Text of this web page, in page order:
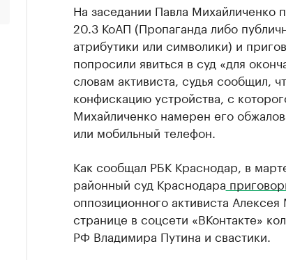
На заседании Павла Михайличенко
20.3 КоАП (Пропаганда либо
атрибутики или символики) и
попросили явиться в суд «для
словам активиста, судья сообщил,
конфискацию устройства, с
Михайличенко намерен его
или мобильный телефон.
Как сообщал РБК Краснодар, в
районный суд Краснодара
оппозиционного активиста
странице в соцсети «ВКонтакте»
РФ Владимира Путина и свастики.